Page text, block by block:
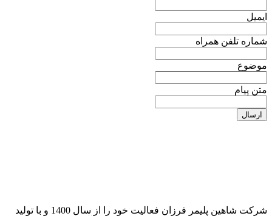
تلفن همراه
پیام
شرکت شاهین پلیمر فرزان فعالیت خود را از سال 1400 و با تولید